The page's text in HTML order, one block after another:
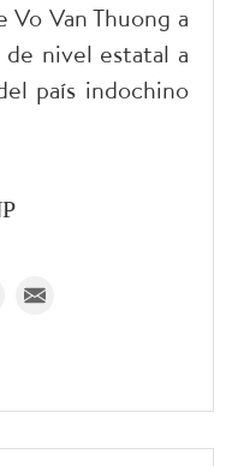
Van Thuong a
nivel estatal a
país indochino